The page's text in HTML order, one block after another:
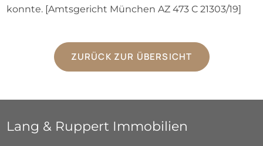
konnte. [Amtsgericht München AZ 473 C 21303/19]
ZURÜCK ZUR ÜBERSICHT
Lang & Ruppert Immobilien